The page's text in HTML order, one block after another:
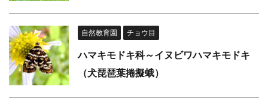
自然教育園 チョウ目
ハマキモドキ科～イヌビワハマキモドキ
（犬琵琶葉捲擬蛾）